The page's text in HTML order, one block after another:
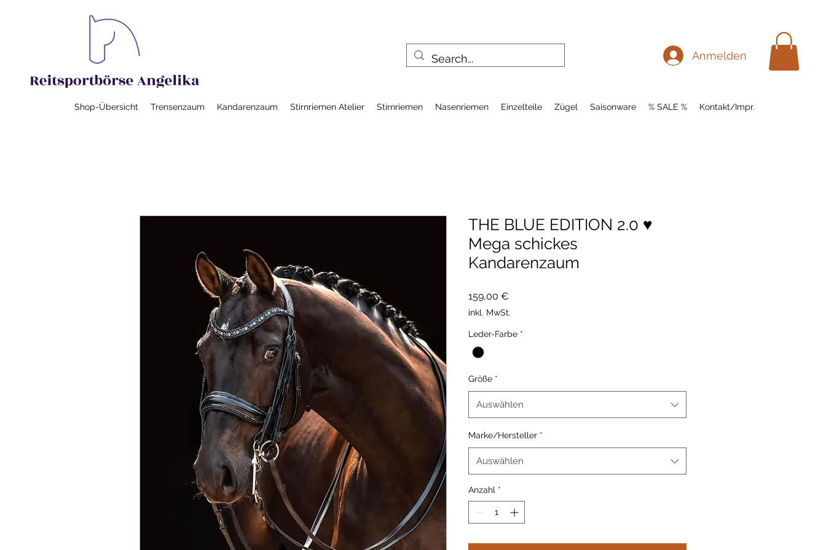
Anmelden
Shop-Übersicht Trensenzaum Kandarenzaum Stirnriemen Atelier Stirnriemen Nasenriemen Einzelteile Zügel Saisonware % SALE % Kontakt/Impr.
THE BLUE EDITION 2.0 ♥️
Mega schickes
Kandarenzaum
159,00 €
inkl. MwSt.
Leder-Farbe *
Größe *
Auswählen
Marke/Hersteller *
Auswählen
Anzahl *